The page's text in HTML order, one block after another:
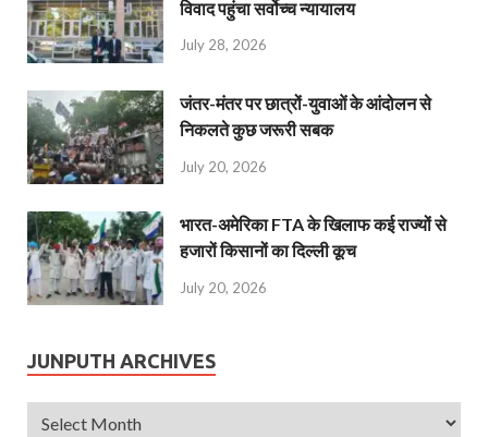
विवाद पहुंचा सर्वोच्च न्यायालय
July 28, 2026
जंतर-मंतर पर छात्रों-युवाओं के आंदोलन से
निकलते कुछ जरूरी सबक
July 20, 2026
भारत-अमेरिका FTA के खिलाफ कई राज्यों से
हजारों किसानों का दिल्ली कूच
July 20, 2026
JUNPUTH ARCHIVES